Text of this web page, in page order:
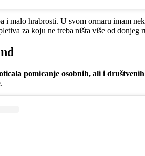
i malo hrabrosti. U svom ormaru imam
za koju ne treba ništa više od
pomicanje osobnih, ali i